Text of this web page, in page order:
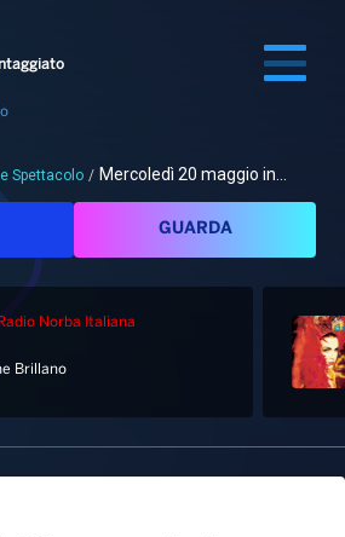
Cerca
Spettacolo / Mercoledì 20 maggio in...
GUARDA
Norba Italiana
Brillano